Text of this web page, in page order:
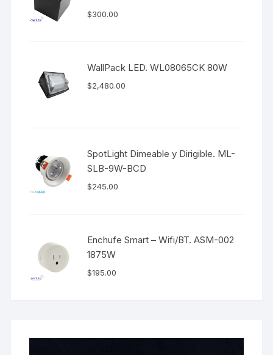
$300.00
WallPack LED. WL08065CK 80W
$2,480.00
SpotLight Dimeable y Dirigible. ML-
SLB-9W-BCD
$245.00
Enchufe Smart – Wifi/BT. ASM-002
1875W
$195.00